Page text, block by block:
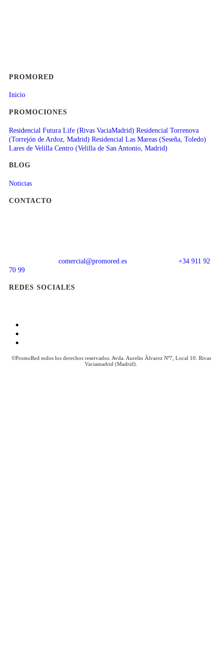
PROMORED
Inicio
PROMOCIONES
Residencial Futura Life (Rivas VaciaMadrid) Residencial Torrenova
(Torrejón de Ardoz, Madrid) Residencial Las Mareas (Seseña, Toledo)
Lares de Velilla Centro (Velilla de San Antonio, Madrid)
BLOG
Noticias
CONTACTO
comercial@promored.es
+34 911 92
70 99
REDES SOCIALES
©PromoRed todos los derechos reservados. Avda. Aurelio Álvarez Nº7, Local 10. Rivas
Vaciamadrid (Madrid).